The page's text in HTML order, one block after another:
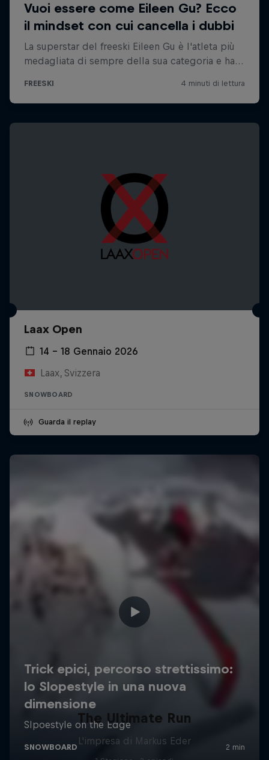
Laax Open
14 – 18 Gennaio 2026
Laax, Svizzera
SNOWBOARD
Guarda il replay
The Ultimate Run
L'impresa di Markus Eder